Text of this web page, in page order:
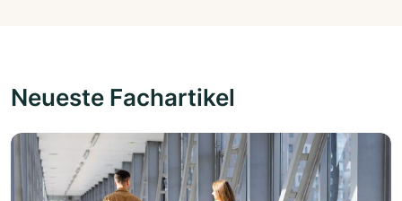
Neueste Fachartikel